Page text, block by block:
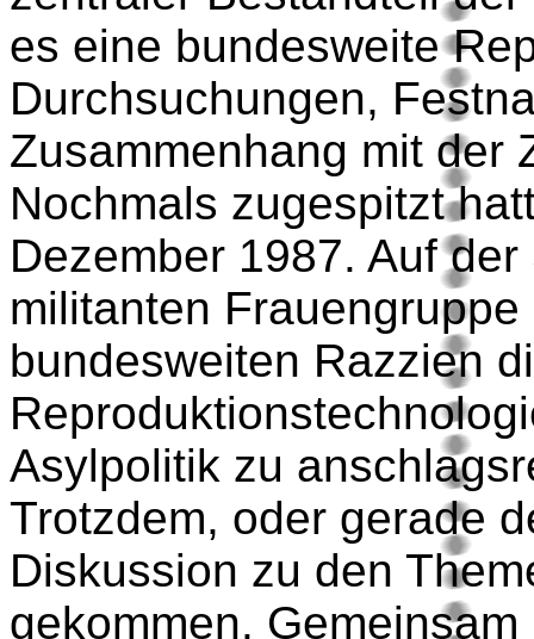
es eine bundesweite
Durchsuchungen,
Zusammenhang mit der
Nochmals zugespitzt
Dezember 1987. Auf
militanten
bundesweiten Razzien
Asylpolitik zu
Trotzdem, oder gerade
Diskussion zu den
gekommen.